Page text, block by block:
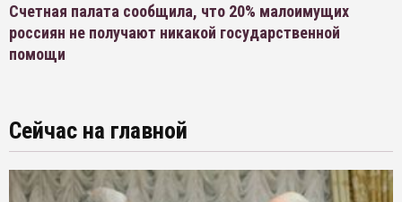
Счетная палата сообщила, что 20% малоимущих
россиян не получают никакой государственной
помощи
Сейчас на главной